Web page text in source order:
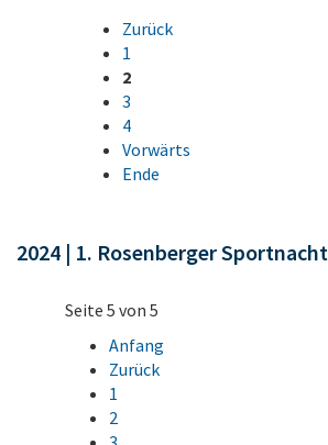
Zurück
1
2
3
4
Vorwärts
Ende
2024 | 1. Rosenberger Sportnacht
Seite 5 von 5
Anfang
Zurück
1
2